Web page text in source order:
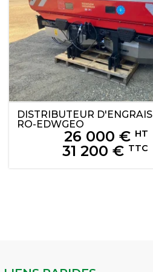
DISTRIBUTEUR D'ENGRAIS
RO-EDWGEO
26 000 € HT
31 200 € TTC